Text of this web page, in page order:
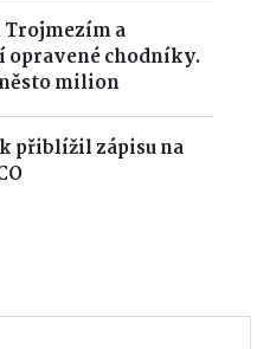
a
opravené chodníky.
milion
přiblížil zápisu na